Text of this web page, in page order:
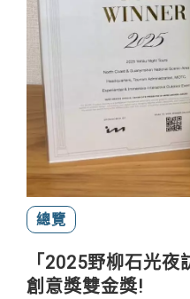
總覽
「2025野柳石光
創意獎雙金獎!